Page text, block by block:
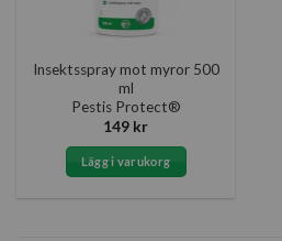
Insektsspray mot myror 500
ml
Pestis Protect®
149 kr
Lägg i varukorg